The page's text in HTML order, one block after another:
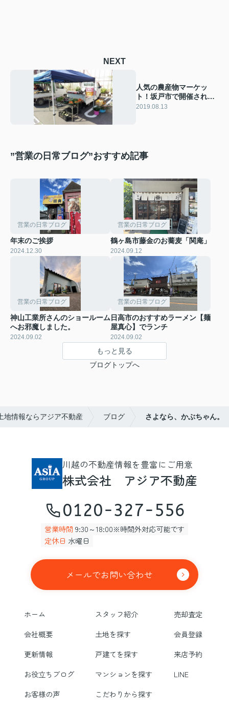
NEXT
人気の農産物マーケッ
ト！坂戸市で開催される
軽トラック市とは？
2019.08.13
”営業の日常ブログ”おすすめ記事
営業の日常ブログ
年末のご挨拶
2024.12.30
営業の日常ブログ
鶴ヶ島市藤金のお蕎麦「関庵」
2024.09.12
営業の日常ブログ
神山工業所さんのショールーム
へお邪魔しました。
2024.09.02
営業の日常ブログ
日高市のおすすめラーメン【麺
屋真心】でランチ
2024.09.02
もっと見る
ブログトップへ
地情報ならアジア不動産 ブログ さよなら、かぶちゃん。
川越の不動産情報を豊富にご用意
株式会社 アジア不動産
0120-327-556
営業時間 9:30～18:00※時間外対応可能です
定休日 水曜日
メールでお問い合わせ
ホーム スタッフ紹介
売却査定
会社概要
土地を探す
会員登録
更新情報
戸建てを探す
来店予約
お役立ちブログ
マンションを探す
LINE
お客様の声
こだわりから探す